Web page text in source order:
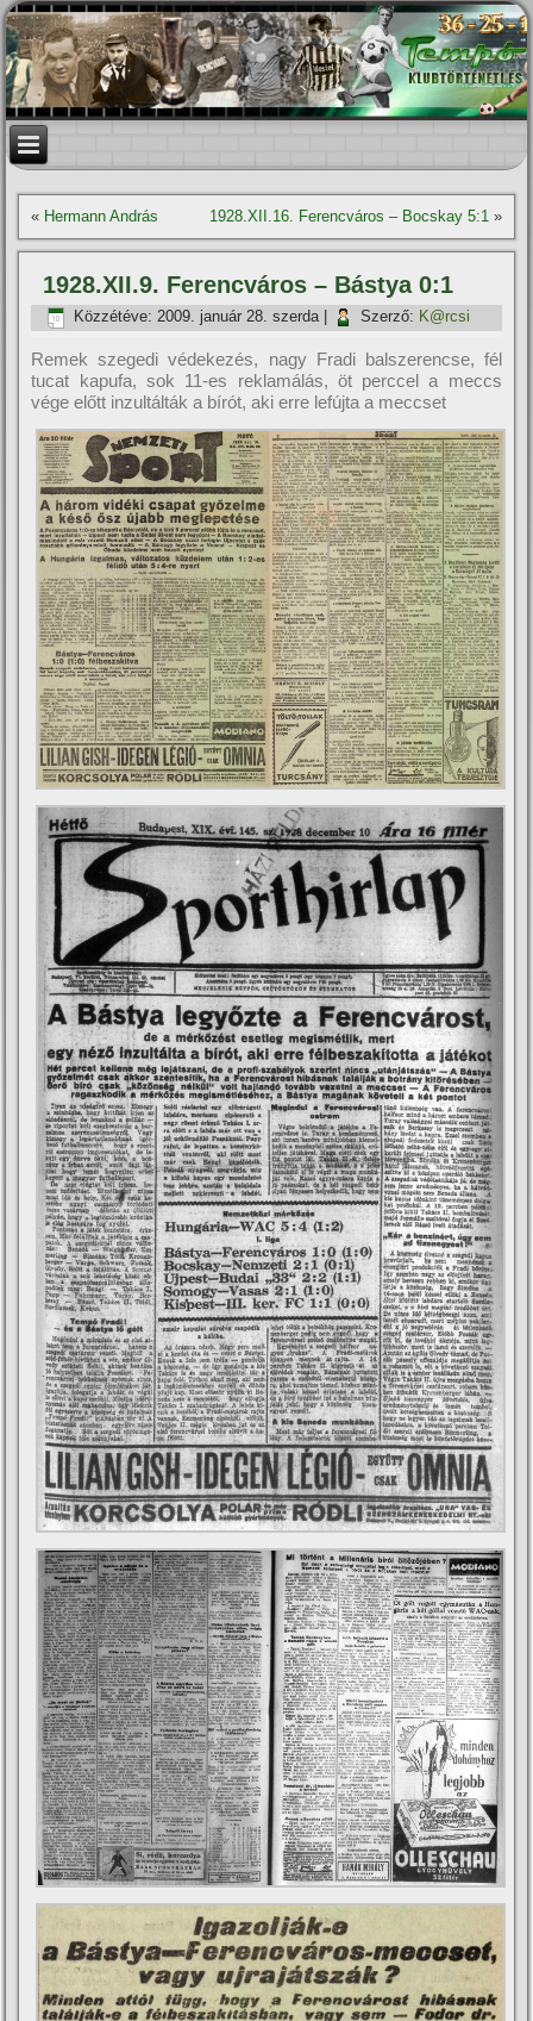
« Hermann András 1928.XII.16. Ferencváros – Bocskay 5:1»
1928.XII.9. Ferencváros – Bástya 0:1
Közzétéve: 2009. január 28. szerda| Szerző: K@rcsi
Remek szegedi védekezés, nagy Fradi balszerencse, fél
tucat kapufa, sok 11-es reklamálás, öt perccel a meccs
vége előtt inzultálták a bí­rót, aki erre lefújta a meccset